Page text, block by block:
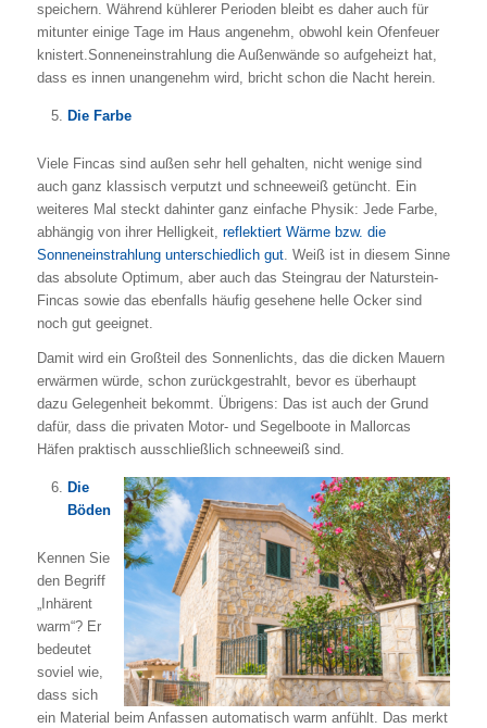
speichern. Während kühlerer Perioden bleibt es daher auch für
mitunter einige Tage im Haus angenehm, obwohl kein Ofenfeuer
knistert.Sonneneinstrahlung die Außenwände so aufgeheizt hat,
dass es innen unangenehm wird, bricht schon die Nacht herein.
Die Farbe
Viele Fincas sind außen sehr hell gehalten, nicht wenige sind
auch ganz klassisch verputzt und schneeweiß getüncht. Ein
weiteres Mal steckt dahinter ganz einfache Physik: Jede Farbe,
abhängig von ihrer Helligkeit, reflektiert Wärme bzw. die
Sonneneinstrahlung unterschiedlich gut. Weiß ist in diesem Sinne
das absolute Optimum, aber auch das Steingrau der Naturstein-
Fincas sowie das ebenfalls häufig gesehene helle Ocker sind
noch gut geeignet.
Damit wird ein Großteil des Sonnenlichts, das die dicken Mauern
erwärmen würde, schon zurückgestrahlt, bevor es überhaupt
dazu Gelegenheit bekommt. Übrigens: Das ist auch der Grund
dafür, dass die privaten Motor- und Segelboote in Mallorcas
Häfen praktisch ausschließlich schneeweiß sind.
Die
Böden
Kennen Sie
den Begriff
„Inhärent
warm“? Er
bedeutet
soviel wie,
dass sich
ein Material beim Anfassen automatisch warm anfühlt. Das merkt